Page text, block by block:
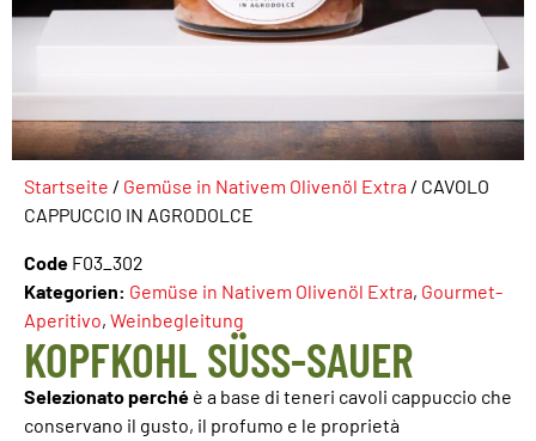
Startseite / Gemüse in Nativem Olivenöl Extra / CAVOLO
CAPPUCCIO IN AGRODOLCE
Code F03_302
Kategorien: Gemüse in Nativem Olivenöl Extra, Gourmet-
Aperitivo, Weinbegleitung
KOPFKOHL SÜSS-SAUER
Selezionato perché è a base di teneri cavoli cappuccio che
conservano il gusto, il profumo e le proprietà